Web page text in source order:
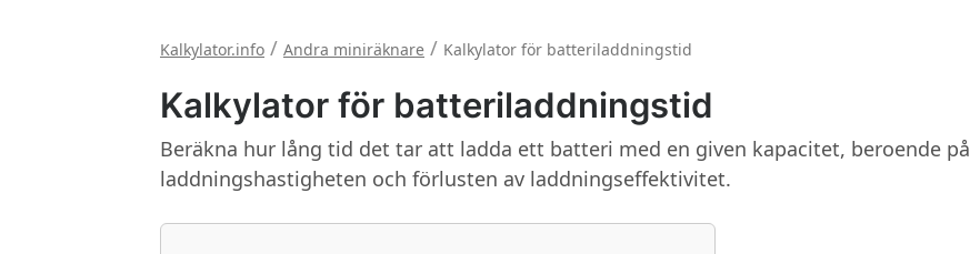
Kalkylator.info / Andra miniräknare / Kalkylator för batteriladdningstid
Kalkylator för batteriladdningstid
Beräkna hur lång tid det tar att ladda ett batteri med en given kapacitet, beroende på
laddningshastigheten och förlusten av laddningseffektivitet.